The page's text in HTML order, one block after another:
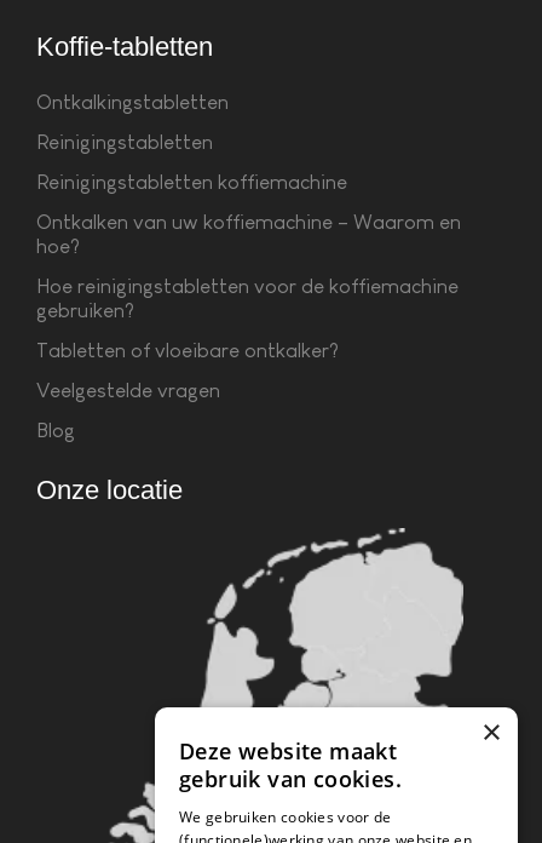
Koffie-tabletten
Ontkalkingstabletten
Reinigingstabletten
Reinigingstabletten koffiemachine
Ontkalken van uw koffiemachine – Waarom en
hoe?
Hoe reinigingstabletten voor de koffiemachine
gebruiken?
Tabletten of vloeibare ontkalker?
Veelgestelde vragen
Blog
Onze locatie
×
Deze website maakt
gebruik van cookies.
We gebruiken cookies voor de